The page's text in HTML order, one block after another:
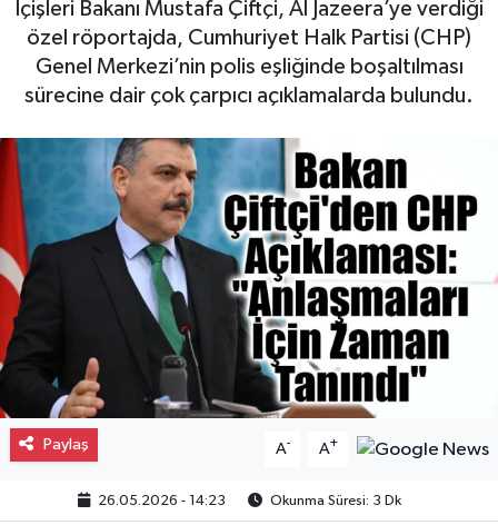
İçişleri Bakanı Mustafa Çiftçi, Al Jazeera’ye verdiği
özel röportajda, Cumhuriyet Halk Partisi (CHP)
Genel Merkezi’nin polis eşliğinde boşaltılması
sürecine dair çok çarpıcı açıklamalarda bulundu.
Paylaş A- A+
26.05.2026 - 14:23 Okunma Süresi: 3 Dk
Otovitrin
Asayiş
Magazin
Gayrimenkul
Haber Arşivi